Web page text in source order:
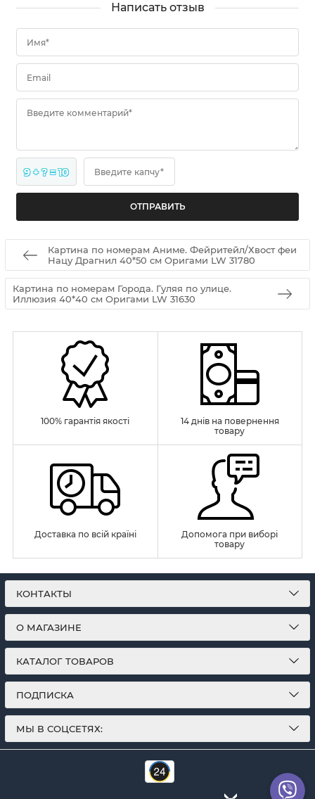
Написать отзыв
Имя*
Email
Введите комментарий*
9 + ? = 10 Введите капчу*
Картина по номерам Аниме. Фейритейл/Хвост феи
Нацу Драгнил 40*50 см Оригами LW 31780
Картина по номерам Города. Гуляя по улице.
Иллюзия 40*40 см Оригами LW 31630
100% гарантія якості
14 днів на повернення
товару
Доставка по всій країні
Допомога при виборі
товару
КОНТАКТЫ
О МАГАЗИНЕ
КАТАЛОГ ТОВАРОВ
ПОДПИСКА
МЫ В СОЦСЕТЯХ: